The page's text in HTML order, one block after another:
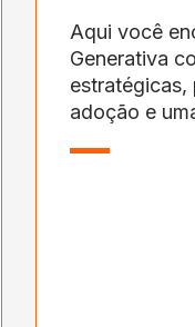
Aqui você
Generativa
estratégicas,
adoção e